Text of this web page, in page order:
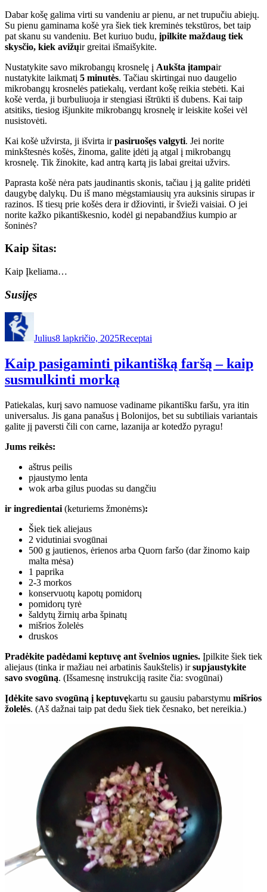
Dabar košę galima virti su vandeniu ar pienu, ar net trupučiu abiejų.
Su pienu gaminama košė yra šiek tiek kreminės tekstūros, bet taip
pat skanu su vandeniu. Bet kuriuo budu, įpilkite maždaug tiek
skysčio, kiek avižųir greitai išmaišykite.
Nustatykite savo mikrobangų krosnelę į Aukšta įtampair
nustatykite laikmatį 5 minutės. Tačiau skirtingai nuo daugelio
mikrobangų krosnelės patiekalų, verdant košę reikia stebėti. Kai
košė verda, ji burbuliuoja ir stengiasi ištrūkti iš dubens. Kai taip
atsitiks, tiesiog išjunkite mikrobangų krosnelę ir leiskite košei vėl
nusistovėti.
Kai košė užvirsta, ji išvirta irpasiruošęs valgyti. Jei norite
minkštesnės košės, žinoma, galite įdėti ją atgal į mikrobangų
krosnelę. Tik žinokite, kad antrą kartą jis labai greitai užvirs.
Paprasta košė nėra pats jaudinantis skonis, tačiau į ją galite pridėti
daugybę dalykų. Du iš mano mėgstamiausių yra auksinis sirupas ir
razinos. Iš tiesų prie košės dera ir džiovinti, ir švieži vaisiai. O jei
norite kažko pikantiškesnio, kodėl gi nepabandžius kumpio ar
šoninės?
Kaip šitas:
Kaip Įkeliama…
Susijęs
Julius8 lapkričio, 2025Receptai
Kaip pasigaminti pikantišką faršą – kaip
susmulkinti morką
Patiekalas, kurį savo namuose vadiname pikantišku faršu, yra itin
universalus. Jis gana panašus į Bolonijos, bet su subtiliais variantais
galite jį paversti čili con carne, lazanija ar kotedžo pyragu!
Jums reikės:
aštrus peilis
pjaustymo lenta
wok arba gilus puodas su dangčiu
ir ingredientai (keturiems žmonėms):
Šiek tiek aliejaus
2 vidutiniai svogūnai
500 g jautienos, ėrienos arba Quorn faršo (dar žinomo kaip
malta mėsa)
1 paprika
2-3 morkos
konservuotų kapotų pomidorų
pomidorų tyrė
šaldytų žirnių arba špinatų
mišrios žolelės
druskos
Pradėkite padėdami keptuvę ant švelnios ugnies. Įpilkite šiek tiek
aliejaus (tinka ir mažiau nei arbatinis šaukštelis) irsupjaustykite
savo svogūną. (Išsamesnę instrukciją rasite čia: svogūnai)
Įdėkite savo svogūną į keptuvękartu su gausiu pabarstymu mišrios
žolelės. (Aš dažnai taip pat dedu šiek tiek česnako, bet nereikia.)